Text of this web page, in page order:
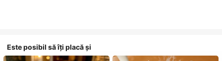
Este posibil să îți placă și